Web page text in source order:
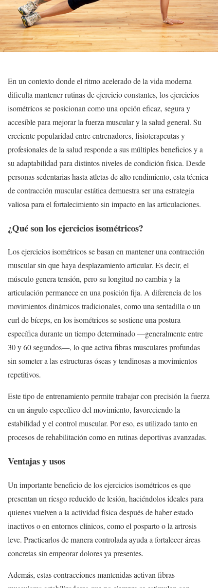
En un contexto donde el ritmo acelerado de la vida moderna
dificulta mantener rutinas de ejercicio constantes, los ejercicios
isométricos se posicionan como una opción eficaz, segura y
accesible para mejorar la fuerza muscular y la salud general. Su
creciente popularidad entre entrenadores, fisioterapeutas y
profesionales de la salud responde a sus múltiples beneficios y a
su adaptabilidad para distintos niveles de condición física. Desde
personas sedentarias hasta atletas de alto rendimiento, esta técnica
de contracción muscular estática demuestra ser una estrategia
valiosa para el fortalecimiento sin impacto en las articulaciones.
¿Qué son los ejercicios isométricos?
Los ejercicios isométricos se basan en mantener una contracción
muscular sin que haya desplazamiento articular. Es decir, el
músculo genera tensión, pero su longitud no cambia y la
articulación permanece en una posición fija. A diferencia de los
movimientos dinámicos tradicionales, como una sentadilla o un
curl de bíceps, en los isométricos se sostiene una postura
específica durante un tiempo determinado —generalmente entre
30 y 60 segundos—, lo que activa fibras musculares profundas
sin someter a las estructuras óseas y tendinosas a movimientos
repetitivos.
Este tipo de entrenamiento permite trabajar con precisión la fuerza
en un ángulo específico del movimiento, favoreciendo la
estabilidad y el control muscular. Por eso, es utilizado tanto en
procesos de rehabilitación como en rutinas deportivas avanzadas.
Ventajas y usos
Un importante beneficio de los ejercicios isométricos es que
presentan un riesgo reducido de lesión, haciéndolos ideales para
quienes vuelven a la actividad física después de haber estado
inactivos o en entornos clínicos, como el posparto o la artrosis
leve. Practicarlos de manera controlada ayuda a fortalecer áreas
concretas sin empeorar dolores ya presentes.
Además, estas contracciones mantenidas activan fibras